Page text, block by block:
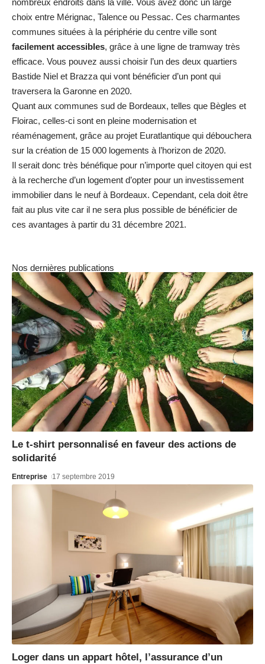
nombreux endroits dans la ville. Vous avez donc un large
choix entre Mérignac, Talence ou Pessac. Ces charmantes
communes situées à la périphérie du centre ville sont
facilement accessibles, grâce à une ligne de tramway très
efficace. Vous pouvez aussi choisir l’un des deux quartiers
Bastide Niel et Brazza qui vont bénéficier d’un pont qui
traversera la Garonne en 2020.
Quant aux communes sud de Bordeaux, telles que Bègles et
Floirac, celles-ci sont en pleine modernisation et
réaménagement, grâce au projet Euratlantique qui débouchera
sur la création de 15 000 logements à l’horizon de 2020.
Il serait donc très bénéfique pour n’importe quel citoyen qui est
à la recherche d’un logement d’opter pour un investissement
immobilier dans le neuf à Bordeaux. Cependant, cela doit être
fait au plus vite car il ne sera plus possible de bénéficier de
ces avantages à partir du 31 décembre 2021.
Nos dernières publications
Le t-shirt personnalisé en faveur des actions de
solidarité
Entreprise 17 septembre 2019
Loger dans un appart hôtel, l’assurance d’un